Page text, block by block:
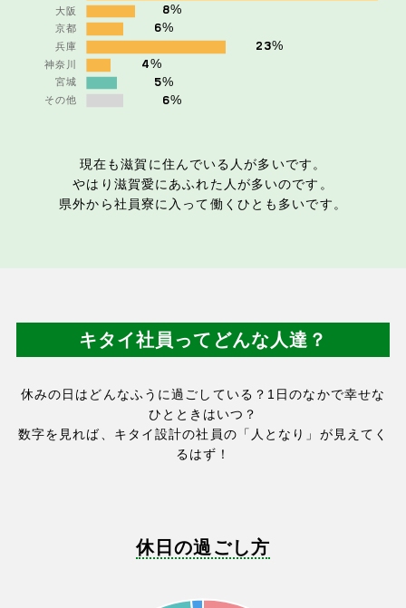
8%
6%
23%
4%
5%
6%
現在も滋賀に住んでいる人が多いです。
やはり滋賀愛にあふれた人が多いのです。
県外から社員寮に入って働くひとも多いです。
キタイ社員ってどんな人達？
休みの日はどんなふうに過ごしている？1日のなかで幸せな
ひとときはいつ？
数字を見れば、キタイ設計の社員の「人となり」が見えてく
るはず！
休日の過ごし方